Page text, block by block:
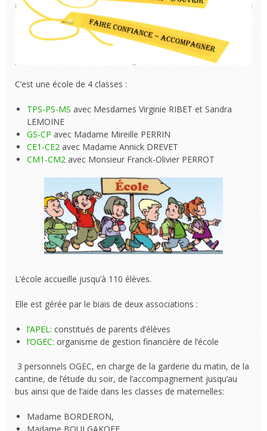
C’est une école de 4 classes :
TPS-PS-MS avec Mesdames Virginie RIBET et Sandra
LEMOINE
GS-CP avec Madame Mireille PERRIN
CE1-CE2 avec Madame Annick DREVET
CM1-CM2 avec Monsieur Franck-Olivier PERROT
L’école accueille jusqu’à 110 élèves.
Elle est gérée par le biais de deux associations :
l’APEL: constitués de parents d’élèves
l’OGEC: organisme de gestion financière de l’école
3 personnels OGEC, en charge de la garderie du matin, de la
cantine, de l’étude du soir, de l’accompagnement jusqu’au
bus ainsi que de l’aide dans les classes de maternelles:
Madame BORDERON,
Madame BOULGAKOFF,